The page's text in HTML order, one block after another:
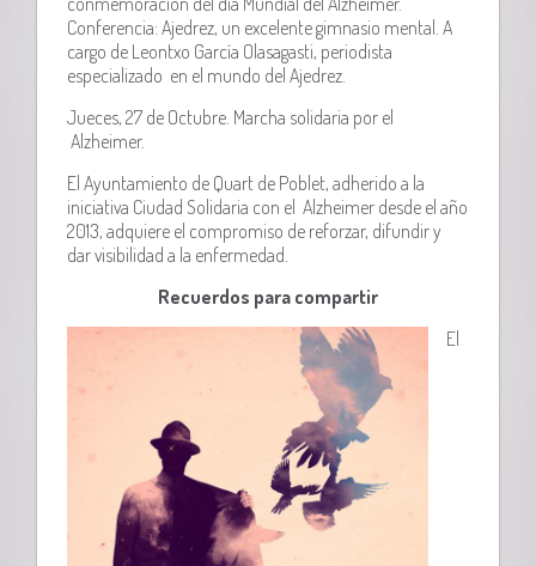
Conferencia: Ajedrez, un excelente gimnasio mental. A
cargo de Leontxo García Olasagasti, periodista
especializado en el mundo del Ajedrez.
Jueces, 27 de Octubre. Marcha solidaria por el
Alzheimer.
El Ayuntamiento de Quart de Poblet, adherido a la
iniciativa Ciudad Solidaria con el Alzheimer desde el año
2013, adquiere el compromiso de reforzar, difundir y
dar visibilidad a la enfermedad.
Recuerdos para compartir
El